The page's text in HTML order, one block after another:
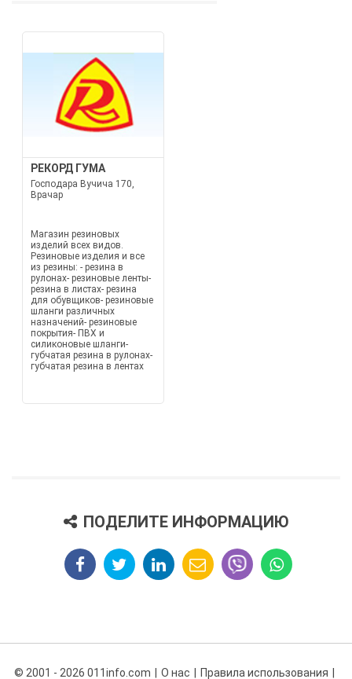
РЕКОРД ГУМА
Господара Вучича 170,
Врачар
Магазин резиновых
изделий всех видов.
Резиновые изделия и все
из резины: - резина в
рулонах- резиновые ленты-
резина в листах- резина
для обувщиков- резиновые
шланги различных
назначений- резиновые
покрытия- ПВХ и
силиконовые шланги-
губчатая резина в рулонах-
губчатая резина в лентах
ПОДЕЛИТЕ ИНФОРМАЦИЮ
© 2001 - 2026 011info.com О нас Правила использования